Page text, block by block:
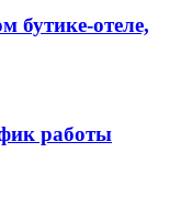
бутике-отеле,
работы